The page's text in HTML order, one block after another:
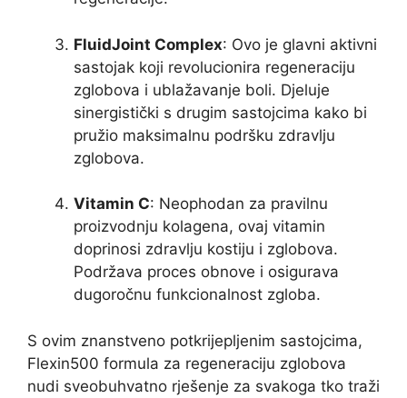
FluidJoint Complex: Ovo je glavni aktivni
sastojak koji revolucionira regeneraciju
zglobova i ublažavanje boli. Djeluje
sinergistički s drugim sastojcima kako bi
pružio maksimalnu podršku zdravlju
zglobova.
Vitamin C: Neophodan za pravilnu
proizvodnju kolagena, ovaj vitamin
doprinosi zdravlju kostiju i zglobova.
Podržava proces obnove i osigurava
dugoročnu funkcionalnost zgloba.
S ovim znanstveno potkrijepljenim sastojcima,
Flexin500 formula za regeneraciju zglobova
nudi sveobuhvatno rješenje za svakoga tko traži